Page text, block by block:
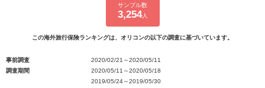
サンプル数
3,254人
この海外旅行保険ランキングは、オリコンの以下の調査に基づいています。
事前調査
2020/02/21～2020/05/11
調査期間
2020/05/11～2020/05/18
2019/05/24～2019/05/30